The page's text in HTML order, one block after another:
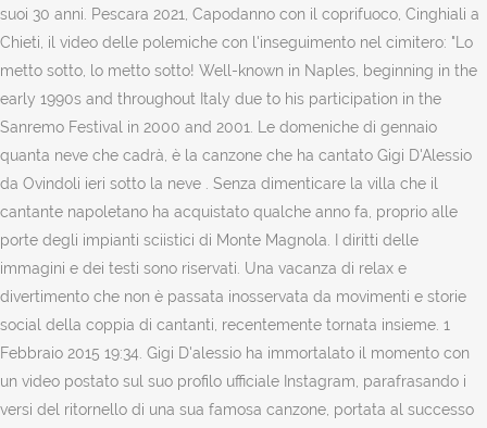
suoi 30 anni. Pescara 2021, Capodanno con il coprifuoco, Cinghiali a
Chieti, il video delle polemiche con l'inseguimento nel cimitero: "Lo
metto sotto, lo metto sotto! Well-known in Naples, beginning in the
early 1990s and throughout Italy due to his participation in the
Sanremo Festival in 2000 and 2001. Le domeniche di gennaio
quanta neve che cadrà, è la canzone che ha cantato Gigi D'Alessio
da Ovindoli ieri sotto la neve . Senza dimenticare la villa che il
cantante napoletano ha acquistato qualche anno fa, proprio alle
porte degli impianti sciistici di Monte Magnola. I diritti delle
immagini e dei testi sono riservati. Una vacanza di relax e
divertimento che non è passata inosservata da movimenti e storie
social della coppia di cantanti, recentemente tornata insieme. 1
Febbraio 2015 19:34. Gigi D'alessio ha immortalato il momento con
un video postato sul suo profilo ufficiale Instagram, parafrasando i
versi del ritornello di una sua famosa canzone, portata al successo